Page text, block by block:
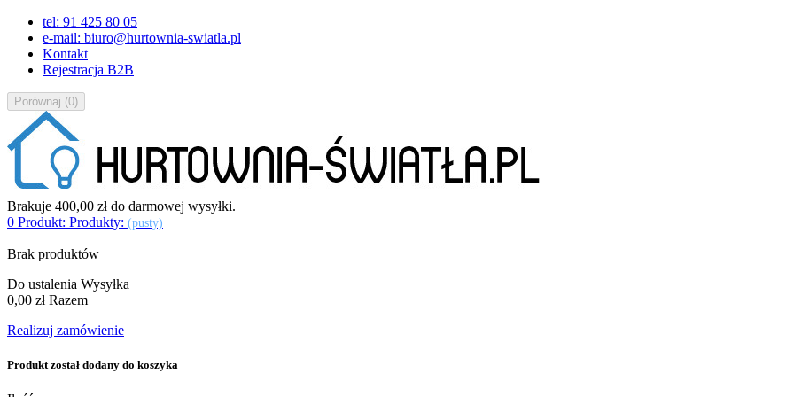
tel: 91 425 80 05
e-mail: biuro@hurtownia-swiatla.pl
Kontakt
Rejestracja B2B
Porównaj (0)
Brakuje 400,00 złdo darmowej wysyłki.
0 Produkt: Produkty: (pusty)
Brak produktów
Do ustalenia Wysyłka
0,00 zł Razem
Realizuj zamówienie
Produkt został dodany do koszyka